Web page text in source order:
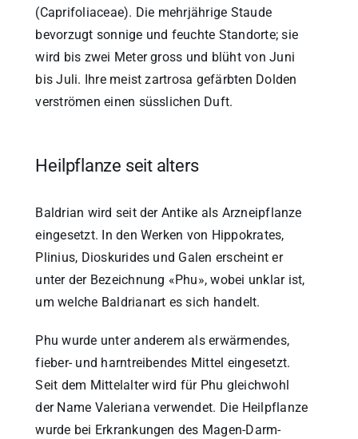
(Caprifoliaceae). Die mehrjährige Staude
bevorzugt sonnige und feuchte Standorte; sie
wird bis zwei Meter gross und blüht von Juni
bis Juli. Ihre meist zartrosa gefärbten Dolden
verströmen einen süsslichen Duft.
Heilpflanze seit alters
Baldrian wird seit der Antike als Arzneipflanze
eingesetzt. In den Werken von Hippokrates,
Plinius, Dioskurides und Galen erscheint er
unter der Bezeichnung «Phu», wobei unklar ist,
um welche Baldrianart es sich handelt.
Phu wurde unter anderem als erwärmendes,
fieber- und harntreibendes Mittel eingesetzt.
Seit dem Mittelalter wird für Phu gleichwohl
der Name Valeriana verwendet. Die Heilpflanze
wurde bei Erkrankungen des Magen-Darm-